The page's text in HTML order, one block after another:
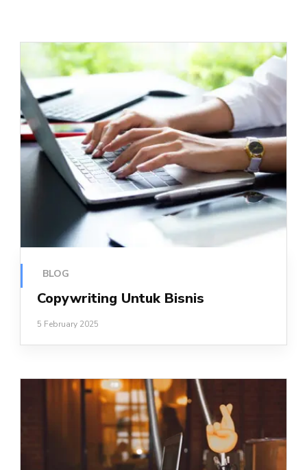
BLOG
Copywriting Untuk Bisnis
5 February 2025